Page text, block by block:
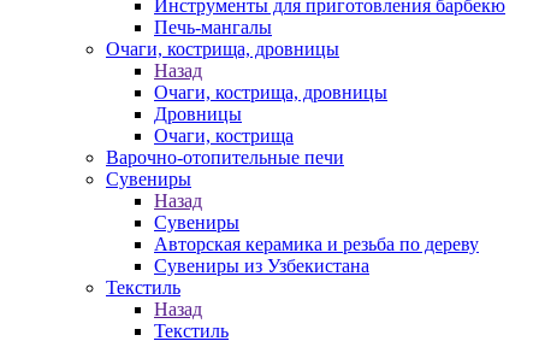
Инструменты для приготовления барбекю
Печь-мангалы
Очаги, кострища, дровницы
Назад
Очаги, кострища, дровницы
Дровницы
Очаги, кострища
Варочно-отопительные печи
Сувениры
Назад
Сувениры
Авторская керамика и резьба по дереву
Сувениры из Узбекистана
Текстиль
Назад
Текстиль